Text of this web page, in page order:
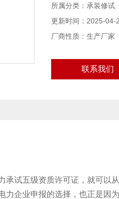
所属分类：承装修试
更新时间：2025-04-
厂商性质：生产厂家
联系我们
试五级资质许可证，就可以
力企业申报的选择，也正是因